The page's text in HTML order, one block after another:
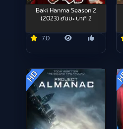
Baki Hanma Season 2
(2023) ฮันมะ บากิ 2
7.0
HD